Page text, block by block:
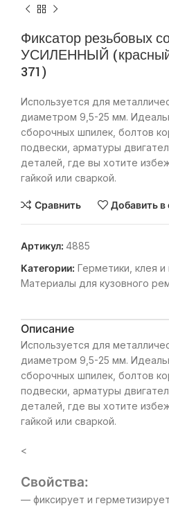
Фиксатор резьбовых
УСИЛЕННЫЙ
371)
Используется для
диаметром 9,5-25 мм.
сборочных шпилек, болтов
подвески, арматуры
деталей, где вы хотите
гайкой или сваркой.
Сравнить Добавить в
Артикул: 4885
Категории: Герметики, клея
Материалы для кузовного
Описание
Используется для
диаметром 9,5-25 мм.
сборочных шпилек, болтов
подвески, арматуры
деталей, где вы хотите
гайкой или сваркой.
<
Свойства:
— фиксирует и